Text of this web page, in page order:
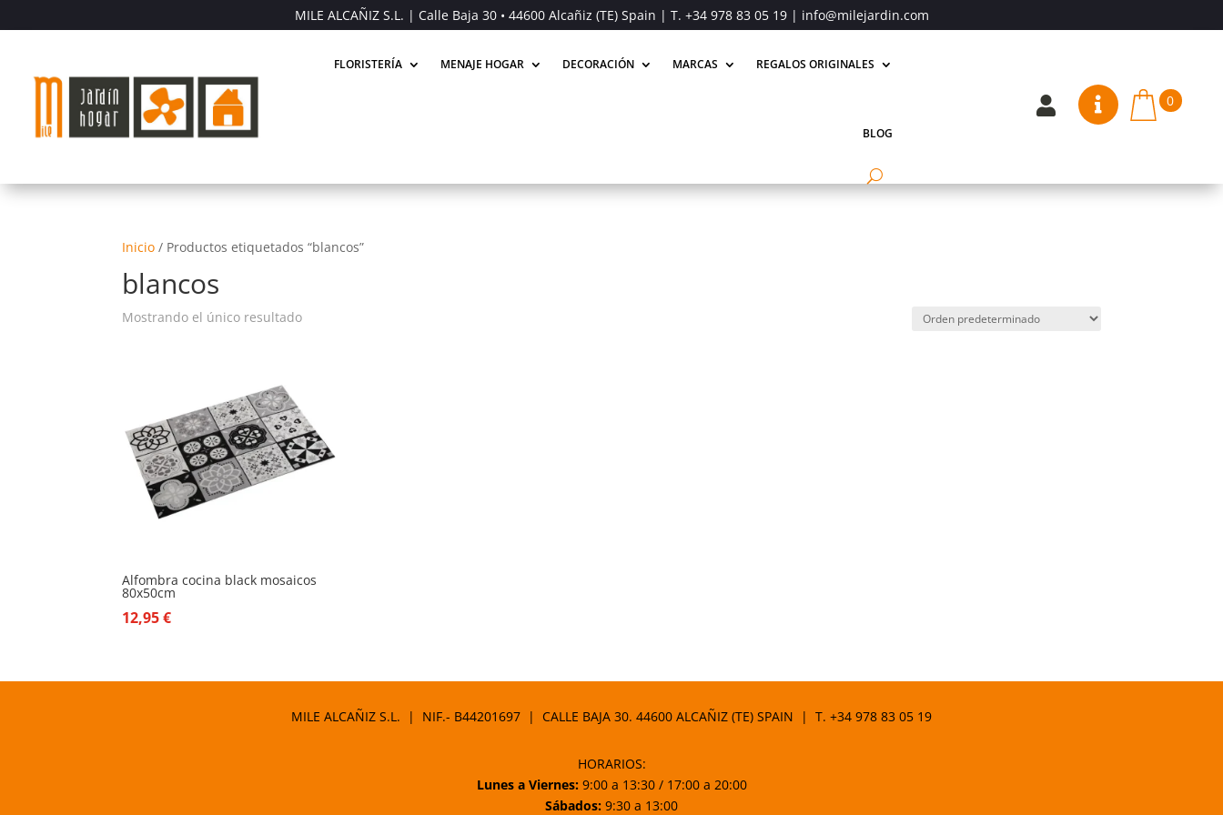
MILE ALCAÑIZ S.L. | Calle Baja 30 • 44600 Alcañiz (TE) Spain | T. +34 978 83 05 19| info@milejardin.com
FLORISTERÍA MENAJE HOGAR DECORACIÓN MARCAS REGALOS ORIGINALES
BLOG
  0
Inicio / Productos etiquetados “blancos”
blancos
Mostrando el único resultado
Alfombra cocina black mosaicos
80x50cm
12,95€
MILE ALCAÑIZ S.L. | NIF.- B44201697 | CALLE BAJA 30. 44600 ALCAÑIZ (TE) SPAIN | T. +34 978 83 05 19
HORARIOS:
Lunes a Viernes:9:00 a 13:30 / 17:00 a 20:00
Sábados: 9:30 a 13:00